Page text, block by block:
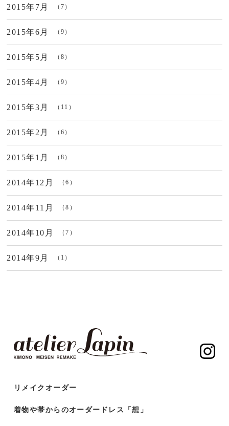
2015年7月 （7）
2015年6月 （9）
2015年5月 （8）
2015年4月 （9）
2015年3月 （11）
2015年2月 （6）
2015年1月 （8）
2014年12月 （6）
2014年11月 （8）
2014年10月 （7）
2014年9月 （1）
リメイクオーダー
着物や帯からのオーダードレス「想」